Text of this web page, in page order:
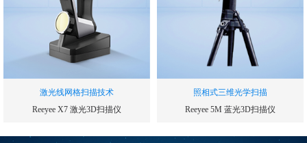
480000次/秒
激光线网格扫描技术
Reeyee X7 激光3D扫描仪
1.5s
照相式三维光学扫描
Reeyee 5M 蓝光3D扫描仪